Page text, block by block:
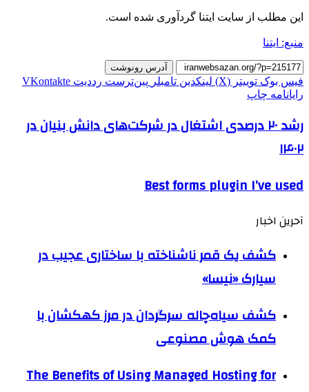
این مطلب از سایت ایتنا گردآوری شده است.
منبع: ایتنا
آدرس رونوشت
فیس بوک توییتر (X) لینکدین ‫تامبلر ‫پین‌ترست ‫رددیت ‫VKontakte
رایانامه چاپ
رشد ۲۰ درصدی اشتغال در شرکت‌های دانش بنیان در
۱۴۰۲
Best forms plugin I’ve used
آحرین اخبار
کشف یک قمر ناشناخته با ساختاری عجیب در
سیارک «نیسا»
کشف سیاه‌چاله سرگردان در مرز کهکشان با
کمک هوش مصنوعی
The Benefits of Using Managed Hosting for